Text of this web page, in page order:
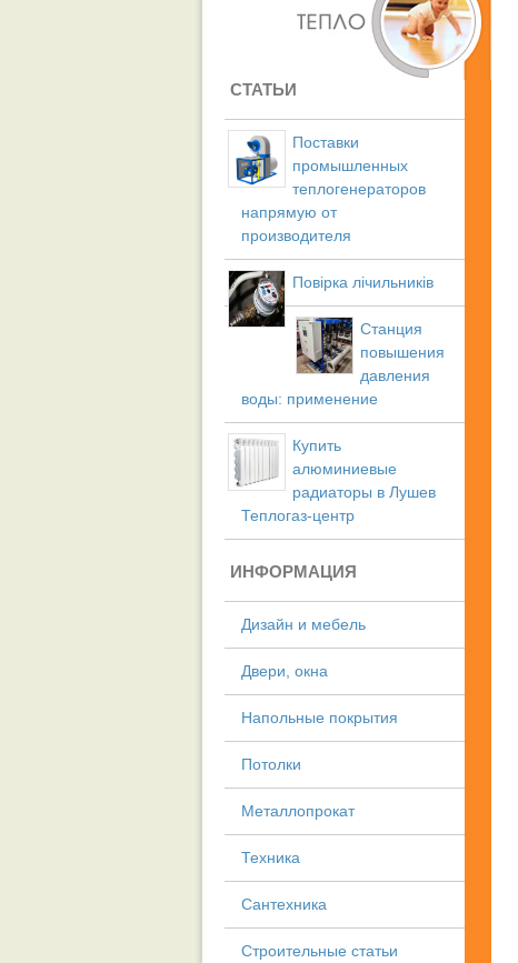
СТАТЬИ
Поставки
промышленных
теплогенераторов
напрямую от
производителя
Повірка лічильників
Станция
повышения
давления
воды: применение
Купить
алюминиевые
радиаторы в Лушев
Теплогаз-центр
ИНФОРМАЦИЯ
Дизайн и мебель
Двери, окна
Напольные покрытия
Потолки
Металлопрокат
Техника
Сантехника
Строительные статьи